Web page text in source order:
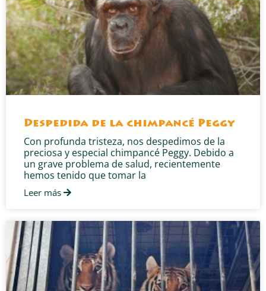
Despedida de la chimpancé Peggy
Con profunda tristeza, nos despedimos de la
preciosa y especial chimpancé Peggy. Debido a
un grave problema de salud, recientemente
hemos tenido que tomar la
Leer más